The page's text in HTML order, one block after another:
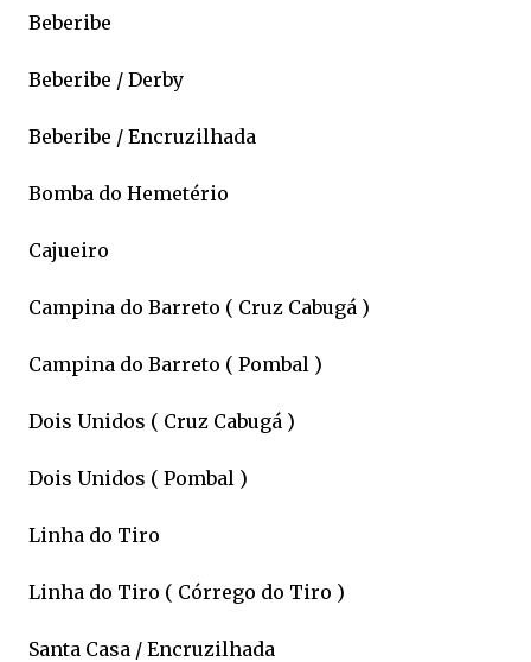
Beberibe
Beberibe / Derby
Beberibe / Encruzilhada
Bomba do Hemetério
Cajueiro
Campina do Barreto ( Cruz Cabugá )
Campina do Barreto ( Pombal )
Dois Unidos ( Cruz Cabugá )
Dois Unidos ( Pombal )
Linha do Tiro
Linha do Tiro ( Córrego do Tiro )
Santa Casa / Encruzilhada